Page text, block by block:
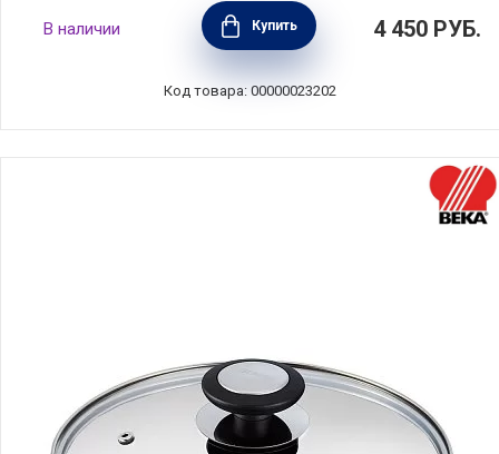
Стеновая подставка-держатель для крышек
Strate, материал нержавеющая сталь,
Cristel, Франция, SUPMKT
В наличии Купить 4 450 РУБ.
Код товара: 00000023202